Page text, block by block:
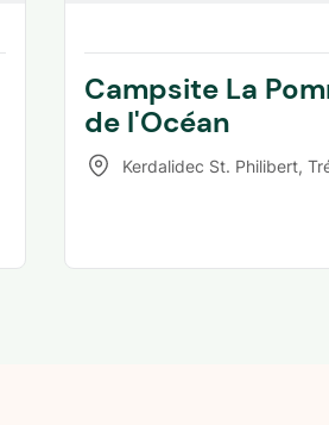
Campsite La
de l'Océan
Kerdalidec St. Philibert,